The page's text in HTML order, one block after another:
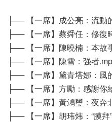
├── 【一席】成公亮：流動
├── 【一席】蔡舜任：修復
├── 【一席】陳曉楠：本故
├── 【一席】陳雪：强者
├── 【一席】黛青塔娜：風
├── 【一席】方勵：感謝你
├── 【一席】黃鴻璽：夜奔
├── 【一席】胡玮炜：“膜拜